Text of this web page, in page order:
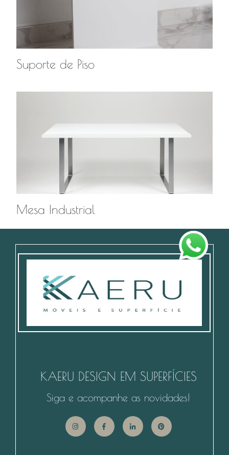
Suporte de Piso
Mesa Industrial
KAERU DESIGN EM SUPERFÍCIES
Siga e acompanhe as novidades!